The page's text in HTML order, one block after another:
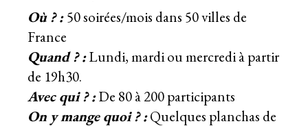
Où ? :50 soirées/mois dans 50 villes de
France
Quand ? :Lundi, mardi ou mercredi à partir
de 19h30.
Avec qui ? :De 80 à 200 participants
On y mange quoi ? :Quelques planchas de